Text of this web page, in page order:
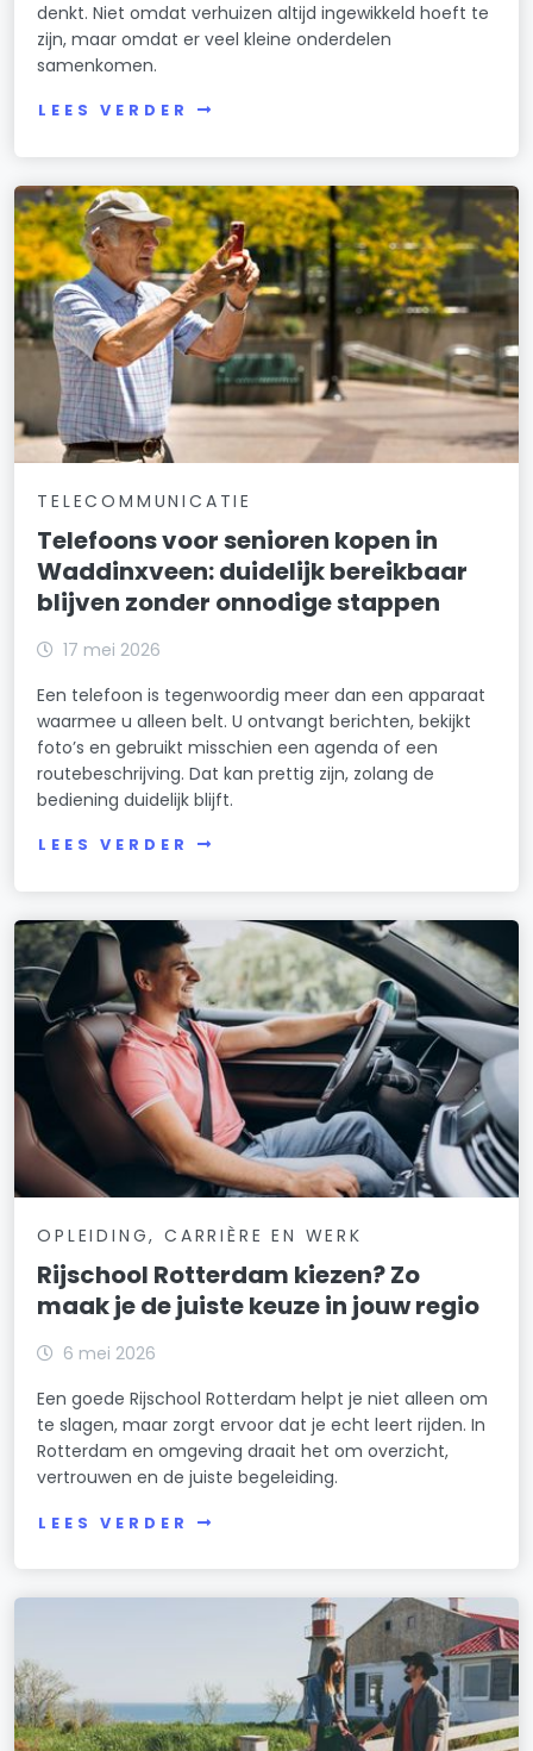
denkt. Niet omdat verhuizen altijd ingewikkeld hoeft te
zijn, maar omdat er veel kleine onderdelen
samenkomen.
LEES VERDER
TELECOMMUNICATIE
Telefoons voor senioren kopen in
Waddinxveen: duidelijk bereikbaar
blijven zonder onnodige stappen
17 mei 2026
Een telefoon is tegenwoordig meer dan een apparaat
waarmee u alleen belt. U ontvangt berichten, bekijkt
foto’s en gebruikt misschien een agenda of een
routebeschrijving. Dat kan prettig zijn, zolang de
bediening duidelijk blijft.
LEES VERDER
OPLEIDING, CARRIÈRE EN WERK
Rijschool Rotterdam kiezen? Zo
maak je de juiste keuze in jouw regio
6 mei 2026
Een goede Rijschool Rotterdam helpt je niet alleen om
te slagen, maar zorgt ervoor dat je echt leert rijden. In
Rotterdam en omgeving draait het om overzicht,
vertrouwen en de juiste begeleiding.
LEES VERDER